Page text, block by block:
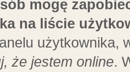
mogę
na liście
użytkownika,
że jestem online.